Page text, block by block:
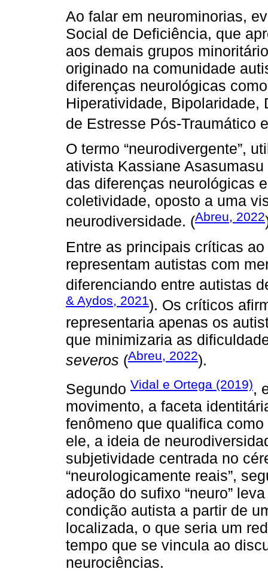
Ao falar em neurominorias,
Social de Deficiência, que
aos demais grupos
originado na comunidade
diferenças neurológicas
Hiperatividade, Bipolaridade,
de Estresse Pós-Traumático
O termo “neurodivergente”,
ativista Kassiane
das diferenças neurológicas
coletividade, oposto a uma
neurodiversidade. (Abreu, 2022
Entre as principais críticas
representam autistas com
diferenciando entre autistas
& Aydos, 2021). Os críticos
representaria apenas os
que minimizaria as
severos (Abreu, 2022).
Segundo Vidal e Ortega (2019),
movimento, a faceta
fenômeno que qualifica
ele, a ideia de
subjetividade centrada no
“neurologicamente reais”,
adoção do sufixo “neuro”
condição autista a partir de
localizada, o que seria um
tempo que se vincula ao
neurociências.